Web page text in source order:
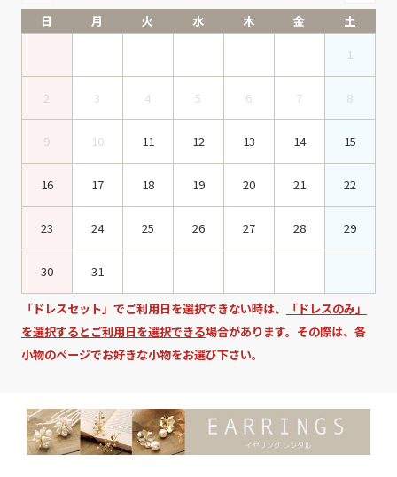
日
月 火 水 木 金
土
1
2 3 4 5 6 7 8
9 10 11 12 13 14 15
16 17 18 19 20 21 22
23 24 25 26 27 28 29
30 31
「ドレスセット」でご利用日を選択できない時は、
「ドレスのみ」
を選択するとご利用日を選択できる場合があります。その際は、各
小物のページでお好きな小物をお選び下さい。